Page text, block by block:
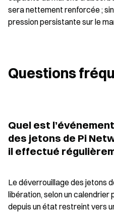
sera nettement renforcée ;
pression persistante sur le
Questions
Quel est
des jetons de Pi
il effectué
Le déverrouillage des jetons
libération, selon un calendrier
depuis un état restreint vers